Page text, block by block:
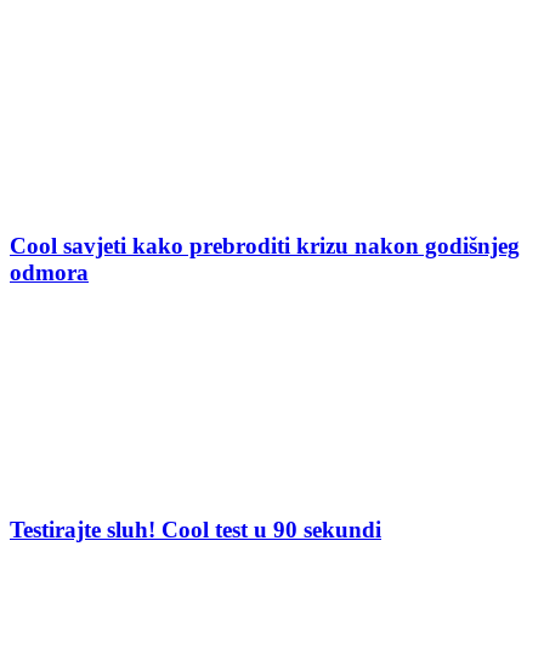
Cool savjeti kako prebroditi krizu nakon godišnjeg
odmora
Testirajte sluh! Cool test u 90 sekundi